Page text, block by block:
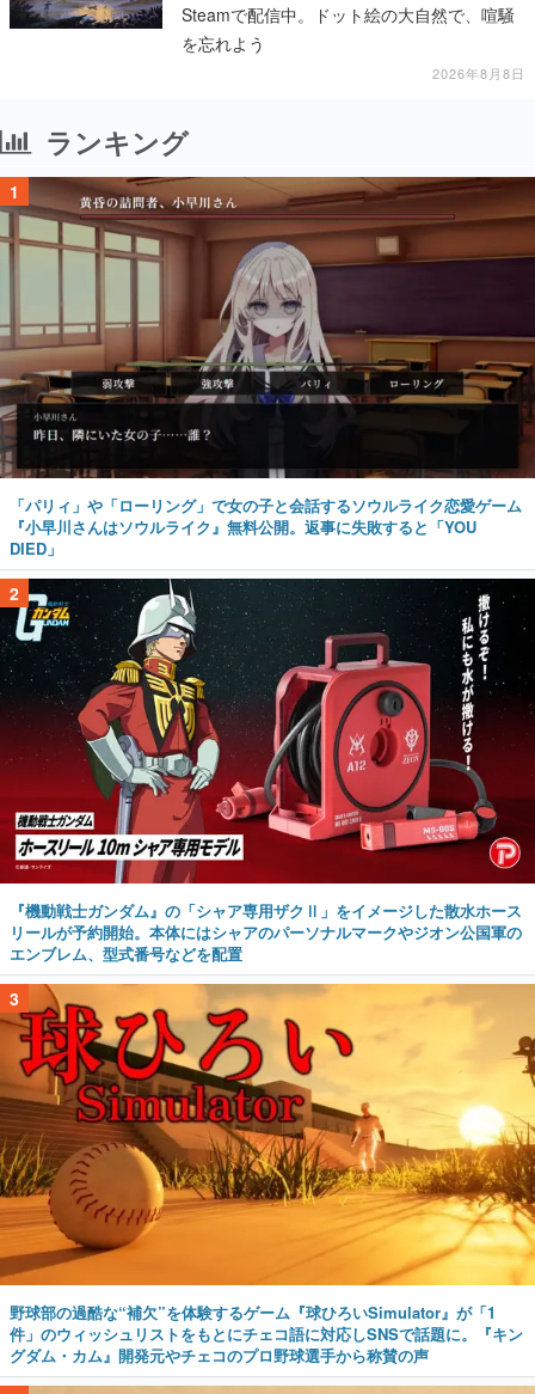
Steamで配信中。ドット絵の大自然で、喧騒
を忘れよう
2026年8月8日
ランキング
1
「パリィ」や「ローリング」で女の子と会話するソウルライク恋愛ゲーム
『小早川さんはソウルライク』無料公開。返事に失敗すると「YOU
DIED」
2
『機動戦士ガンダム』の「シャア専用ザクⅡ」をイメージした散水ホース
リールが予約開始。本体にはシャアのパーソナルマークやジオン公国軍の
エンブレム、型式番号などを配置
3
野球部の過酷な“補欠”を体験するゲーム『球ひろいSimulator』が「1
件」のウィッシュリストをもとにチェコ語に対応しSNSで話題に。『キン
グダム・カム』開発元やチェコのプロ野球選手から称賛の声